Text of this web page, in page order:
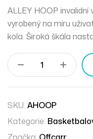
ALLEY HOOP
vyrobený na míru
kola. Široká škála
SKU: AHOOP
Kategorie: